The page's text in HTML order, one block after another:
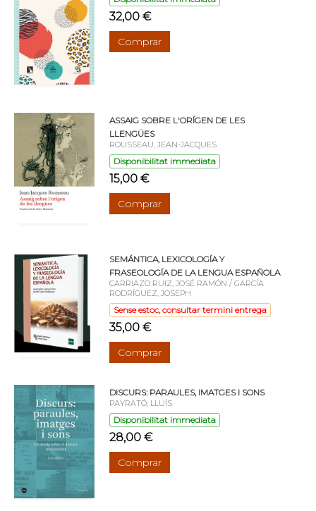
32,00 €
Comprar
ASSAIG SOBRE L'ORÍGEN DE LES
LLENGÜES
ROUSSEAU, JEAN-JACQUES
Disponibilitat immediata
15,00 €
Comprar
SEMÁNTICA, LEXICOLOGÍA Y
FRASEOLOGÍA DE LA LENGUA ESPAÑOLA
CARRIAZO RUIZ, JOSÉ RAMÓN / GARCÍA
RODRÍGUEZ, JOSEPH
Sense estoc, consultar termini entrega
35,00 €
Comprar
DISCURS: PARAULES, IMATGES I SONS
PAYRATÓ, LLUÍS
Disponibilitat immediata
28,00 €
Comprar